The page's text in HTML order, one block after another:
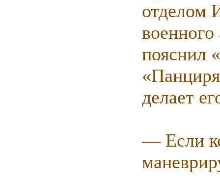
отделом
пояснил
делает
— Если